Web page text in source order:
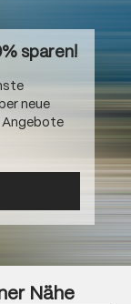
sparen!
neue
Angebote
Nähe